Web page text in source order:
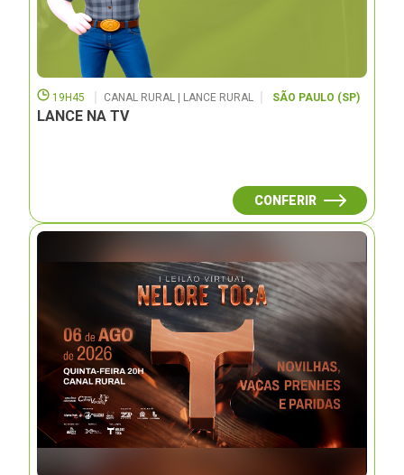
19H45 CANAL RURAL | LANCE RURAL SÃO PAULO (SP)
LANCE NA TV
CONFERIR